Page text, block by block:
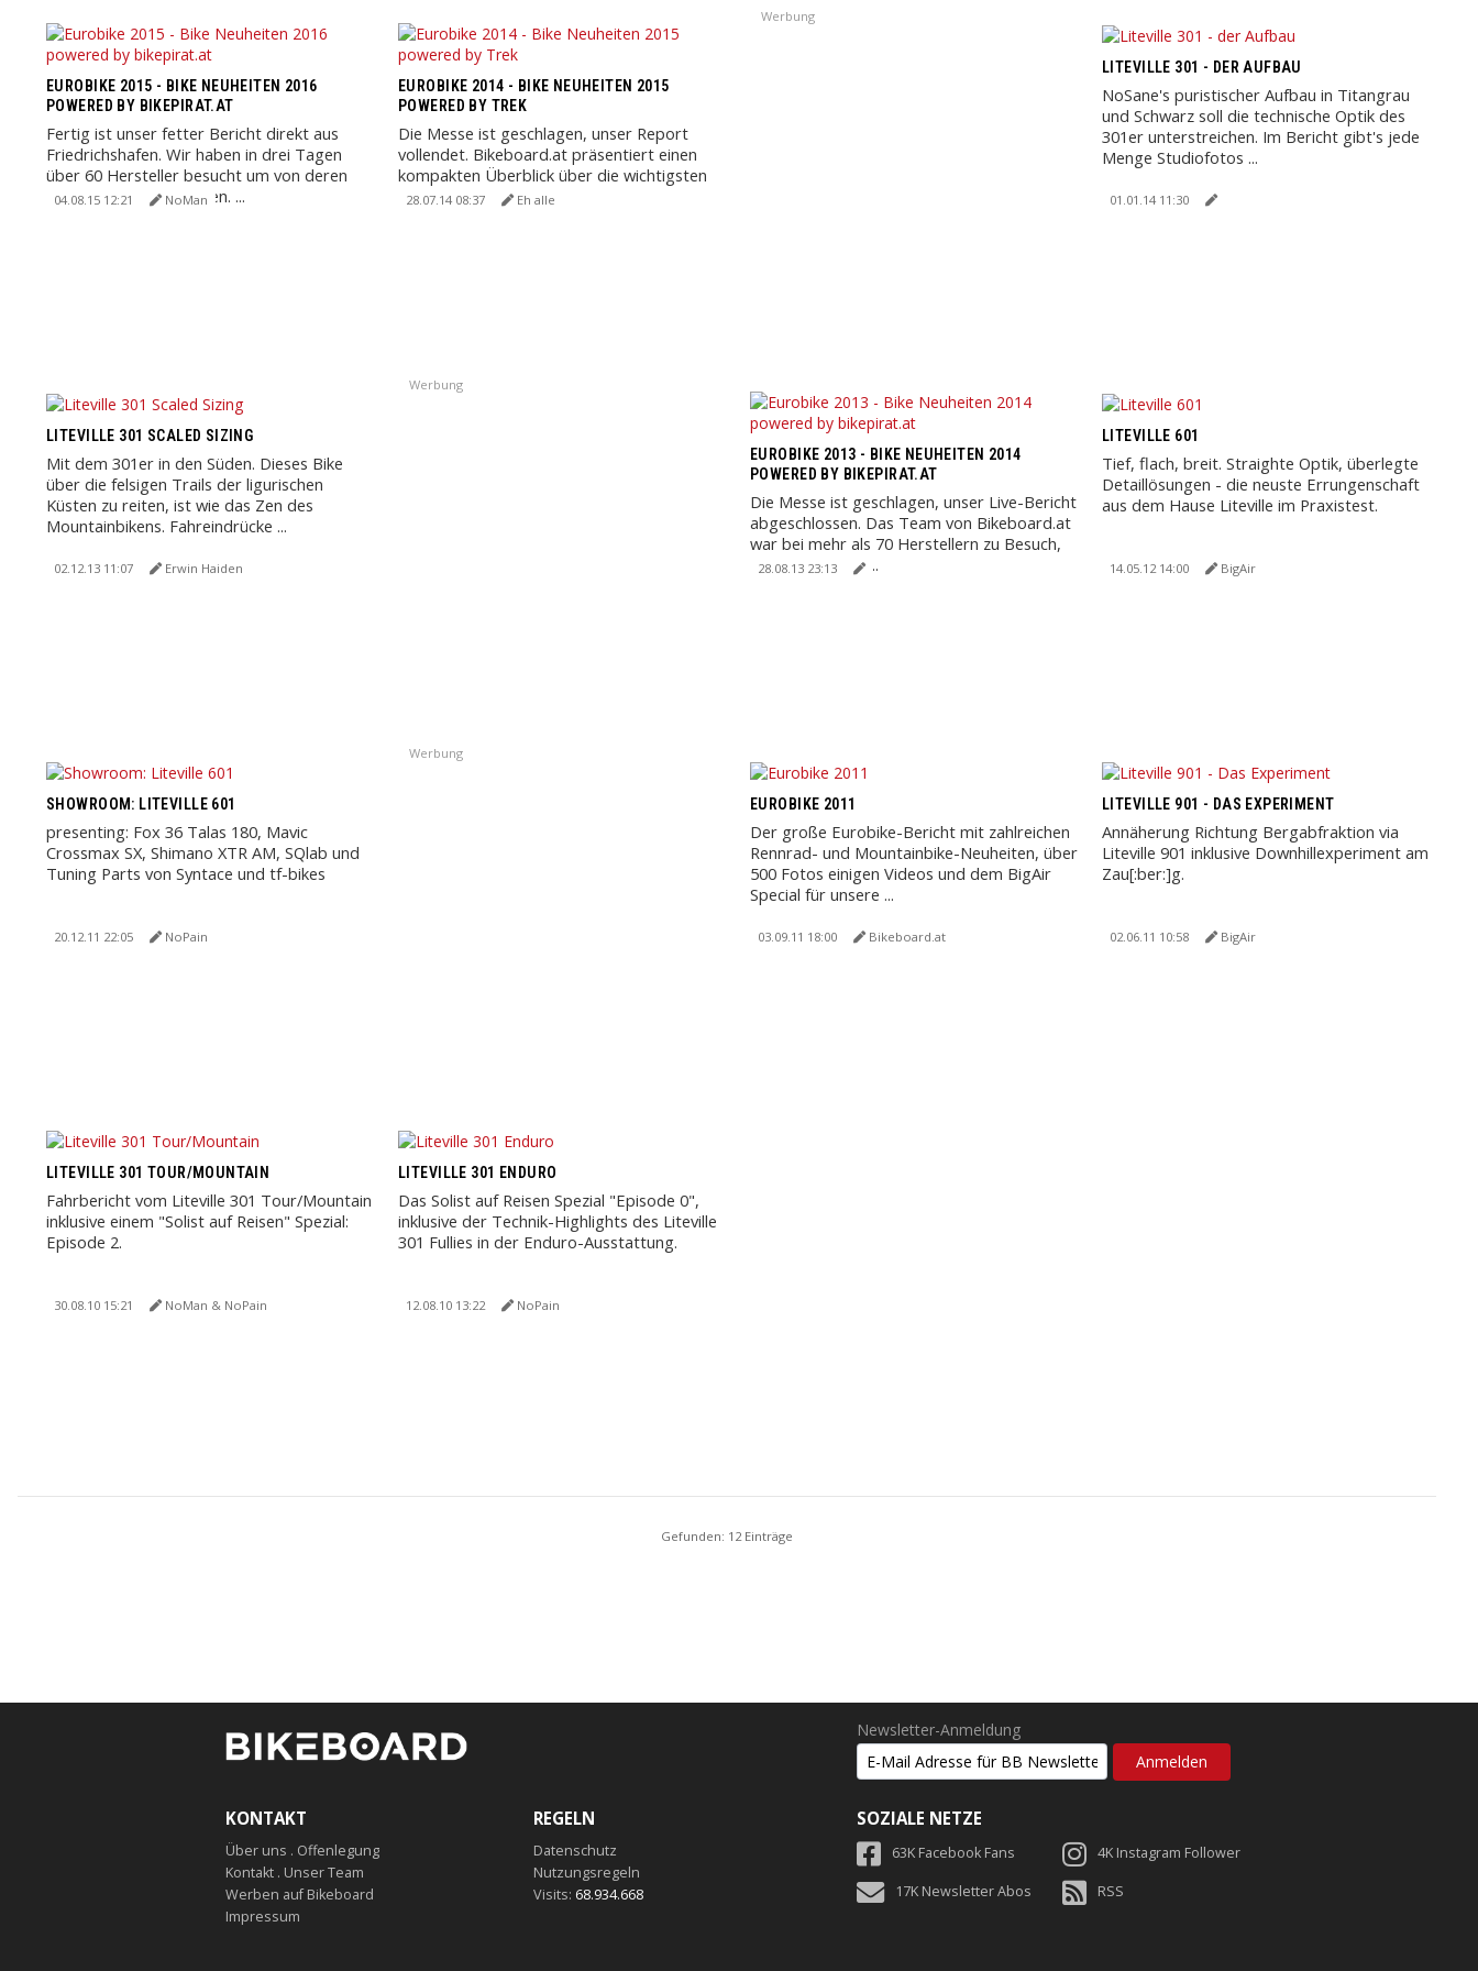
EUROBIKE 2015 - BIKE NEUHEITEN 2016
POWERED BY BIKEPIRAT.AT
Fertig ist unser fetter Bericht direkt aus
Friedrichshafen. Wir haben in drei Tagen
über 60 Hersteller besucht um von deren
Neuigkeiten zu berichten. ...
04.08.15 12:21 NoMan
EUROBIKE 2014 - BIKE NEUHEITEN 2015
POWERED BY TREK
Die Messe ist geschlagen, unser Report
vollendet. Bikeboard.at präsentiert einen
kompakten Überblick über die wichtigsten
Neuheiten der weit ...
28.07.14 08:37 Eh alle
Werbung
LITEVILLE 301 - DER AUFBAU
NoSane's puristischer Aufbau in Titangrau
und Schwarz soll die technische Optik des
301er unterstreichen. Im Bericht gibt's jede
Menge Studiofotos ...
01.01.14 11:30
LITEVILLE 301 SCALED SIZING
Mit dem 301er in den Süden. Dieses Bike
über die felsigen Trails der ligurischen
Küsten zu reiten, ist wie das Zen des
Mountainbikens. Fahreindrücke ...
02.12.13 11:07 Erwin Haiden
Werbung
EUROBIKE 2013 - BIKE NEUHEITEN 2014
POWERED BY BIKEPIRAT.AT
Die Messe ist geschlagen, unser Live-Bericht
abgeschlossen. Das Team von Bikeboard.at
war bei mehr als 70 Herstellern zu Besuch,
um Neuigkeiten ...
28.08.13 23:13
LITEVILLE 601
Tief, flach, breit. Straighte Optik, überlegte
Detaillösungen - die neuste Errungenschaft
aus dem Hause Liteville im Praxistest.
14.05.12 14:00 BigAir
SHOWROOM: LITEVILLE 601
presenting: Fox 36 Talas 180, Mavic
Crossmax SX, Shimano XTR AM, SQlab und
Tuning Parts von Syntace und tf-bikes
20.12.11 22:05 NoPain
Werbung
EUROBIKE 2011
Der große Eurobike-Bericht mit zahlreichen
Rennrad- und Mountainbike-Neuheiten, über
500 Fotos einigen Videos und dem BigAir
Special für unsere ...
03.09.11 18:00 Bikeboard.at
LITEVILLE 901 - DAS EXPERIMENT
Annäherung Richtung Bergabfraktion via
Liteville 901 inklusive Downhillexperiment am
Zau[:ber:]g.
02.06.11 10:58 BigAir
LITEVILLE 301 TOUR/MOUNTAIN
Fahrbericht vom Liteville 301 Tour/Mountain
inklusive einem "Solist auf Reisen" Spezial:
Episode 2.
30.08.10 15:21 NoMan & NoPain
LITEVILLE 301 ENDURO
Das Solist auf Reisen Spezial "Episode 0",
inklusive der Technik-Highlights des Liteville
301 Fullies in der Enduro-Ausstattung.
12.08.10 13:22 NoPain
Gefunden: 12 Einträge
Newsletter-Anmeldung
KONTAKT
Über uns . Offenlegung
Kontakt . Unser Team
Werben auf Bikeboard
Impressum
REGELN
Datenschutz
Nutzungsregeln
Visits: 68.934.668
SOZIALE NETZE
63K Facebook Fans 4K Instagram Follower
17K Newsletter Abos RSS